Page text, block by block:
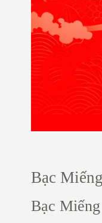
Bạc
Bạc